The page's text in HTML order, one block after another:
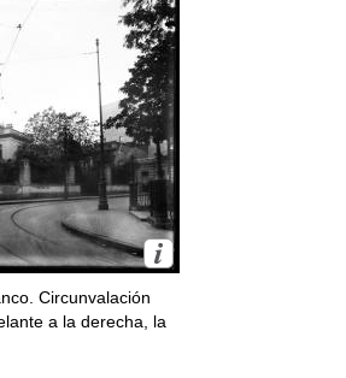
Circunvalación
a la derecha, la